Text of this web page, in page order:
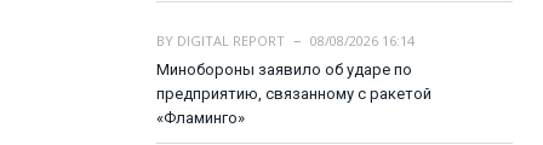
BY DIGITAL REPORT
08/08/2026 16:14
Минобороны заявило об ударе по
предприятию, связанному с ракетой
«Фламинго»